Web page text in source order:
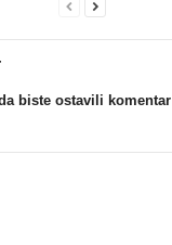
biste ostavili komentar